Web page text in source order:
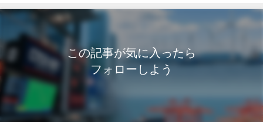
この記事が気に入ったら
フォローしよう